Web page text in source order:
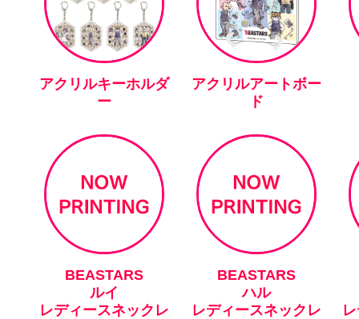
アクリルキーホルダ
ー
アクリルアートボー
ド
BEASTARS
ルイ
レディースネックレ
BEASTARS
ハル
レディースネックレ